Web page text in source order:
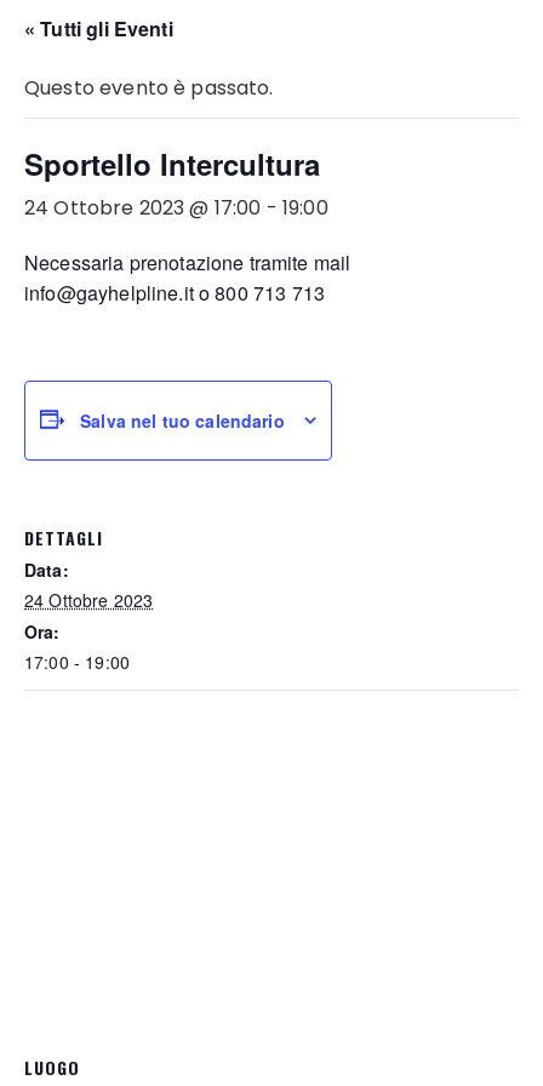
« Tutti gli Eventi
Questo evento è passato.
Sportello Intercultura
24 Ottobre 2023 @ 17:00 - 19:00
Necessaria prenotazione tramite mail
info@gayhelpline.ito 800 713 713
Salva nel tuo calendario
DETTAGLI
Data:
24 Ottobre 2023
Ora:
17:00 - 19:00
LUOGO